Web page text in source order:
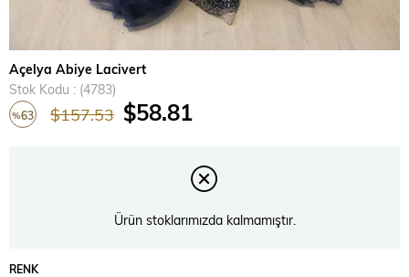
Açelya Abiye Lacivert
Stok Kodu
(4783)
%63 $157.53 $58.81
Ürün stoklarımızda kalmamıştır.
RENK